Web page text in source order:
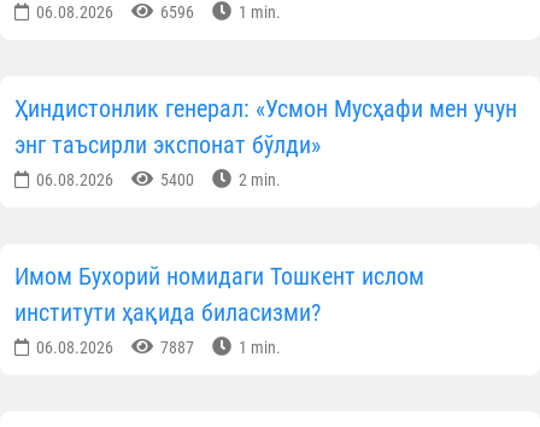
06.08.2026 6596 1 min.
Ҳиндистонлик генерал: «Усмон Мусҳафи мен учун
энг таъсирли экспонат бўлди»
06.08.2026 5400 2 min.
Имом Бухорий номидаги Тошкент ислом
институти ҳақида биласизми?
06.08.2026 7887 1 min.